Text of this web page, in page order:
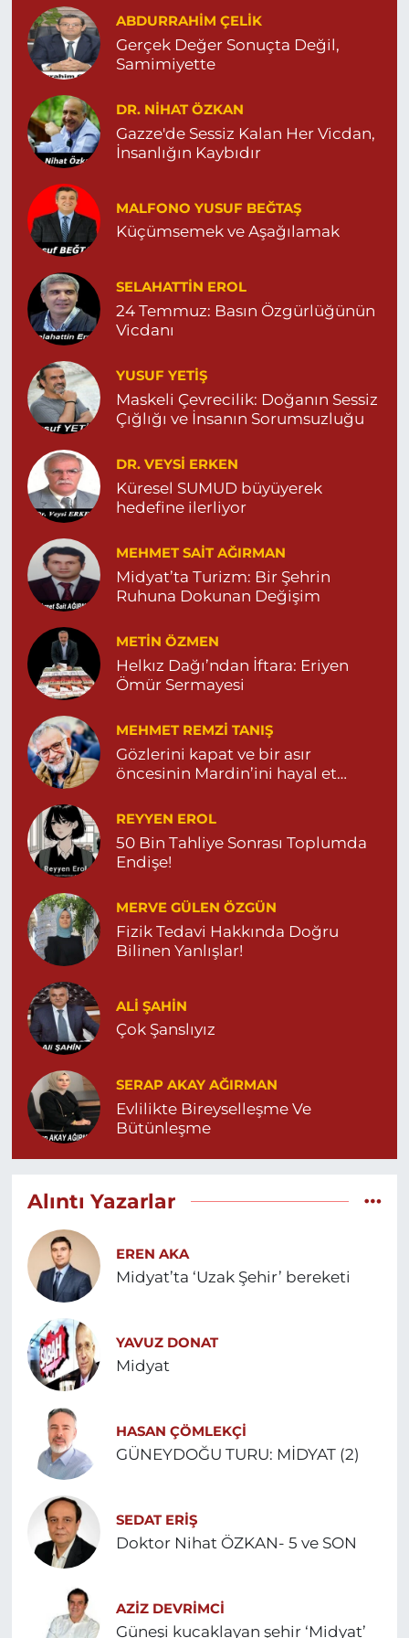
0 (482) 313 07 47 Yol Tarifi Al
Sarohan Eczanesi
ZEYTNPINAR MAHALLESİ ROJ CADDESİ NO:30 A derik
devlet hastanesi karşısı 05425113484
0 (542) 511 34 84 Yol Tarifi Al
Eymen Eczanesi
POYRAZ MAHALLE MEVLANA SOKAK NO:5A 05343032144
0 (534) 303 21 44 Yol Tarifi Al
Yeni Eczanesi
YENİ MAHALLE 3086 SOKAK NO:2 4 04825413156
0 (482) 541 31 56 Yol Tarifi Al
İlknur Eczanesi
GÜL MAH. VATAN CAD. NO:2A 04825911091
0 (482) 591 10 91
Turan Eczanesi
TEPEBAŞI MAHALLE KISMETLİ CADDE NO:59D SAĞLIK
OCAĞI YANI 04823813670
0 (482) 381 36 70 Yol Tarifi Al
ABDURRAHIM ÇELİK
Gerçek Değer Sonuçta Değil,
Samimiyette
DR. NIHAT ÖZKAN
Gazze'de Sessiz Kalan Her Vicdan,
İnsanlığın Kaybıdır
MALFONO YUSUF BEĞTAŞ
Küçümsemek ve Aşağılamak
SELAHATTIN EROL
24 Temmuz: Basın Özgürlüğünün
Vicdanı
YUSUF YETİŞ
Maskeli Çevrecilik: Doğanın Sessiz
Çığlığı ve İnsanın Sorumsuzluğu
DR. VEYSI ERKEN
Küresel SUMUD büyüyerek
hedefine ilerliyor
MEHMET SAIT AĞIRMAN
Midyat’ta Turizm: Bir Şehrin
Ruhuna Dokunan Değişim
METIN ÖZMEN
Helkız Dağı’ndan İftara: Eriyen
Ömür Sermayesi
MEHMET REMZI TANIŞ
Gözlerini kapat ve bir asır
öncesinin Mardin’ini hayal et…
REYYEN EROL
50 Bin Tahliye Sonrası Toplumda
Endişe!
MERVE GÜLEN ÖZGÜN
Fizik Tedavi Hakkında Doğru
Bilinen Yanlışlar!
ALI ŞAHİN
Çok Şanslıyız
SERAP AKAY AĞIRMAN
Evlilikte Bireyselleşme Ve
Bütünleşme
Alıntı Yazarlar
EREN AKA
Midyat’ta ‘Uzak Şehir’ bereketi
YAVUZ DONAT
Midyat
HASAN ÇÖMLEKÇİ
GÜNEYDOĞU TURU: MİDYAT (2)
SEDAT ERİŞ
Doktor Nihat ÖZKAN- 5 ve SON
AZIZ DEVRIMCI
Güneşi kucaklayan şehir ‘Midyat’